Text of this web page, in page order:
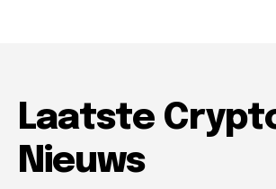
Laatste
Nieuws